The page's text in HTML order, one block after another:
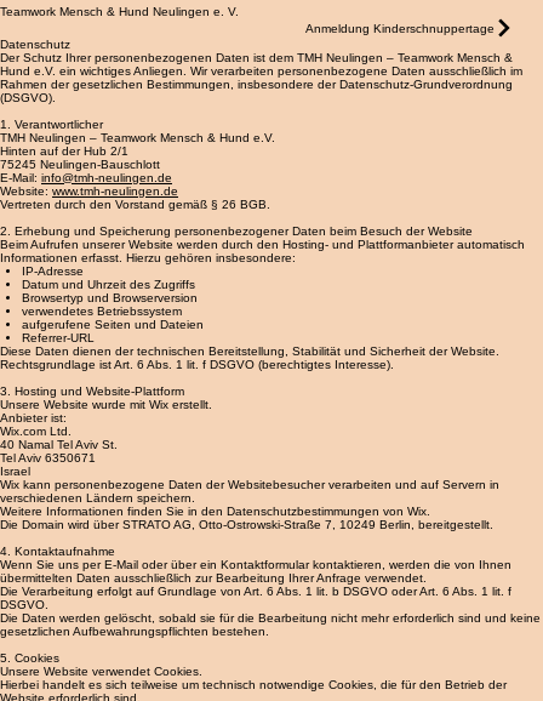
Sponsoren/UnterstützerArchivDokumente & Downloads
Teamwork Mensch & Hund Neulingen e. V.
Anmeldung Kinderschnuppertage
Datenschutz
Hund e.V. ein wichtiges Anliegen. Wir verarbeiten personenbezogene Daten ausschließlich im
Rahmen der gesetzlichen Bestimmungen, insbesondere der Datenschutz-Grundverordnung
(DSGVO).
1. Verantwortlicher
TMH Neulingen – Teamwork Mensch & Hund e.V.
Hinten auf der Hub 2/1
E-Mail:info@tmh-neulingen.de
Website:www.tmh-neulingen.de
Vertreten durch den Vorstand gemäß § 26 BGB.
2. Erhebung und Speicherung personenbezogener Daten beim Besuch der Website
Beim Aufrufen unserer Website werden durch den Hosting- und Plattformanbieter automatisch
Informationen erfasst. Hierzu gehören insbesondere:
IP-Adresse
Datum und Uhrzeit des Zugriffs
Browsertyp und Browserversion
verwendetes Betriebssystem
Referrer-URL
Diese Daten dienen der technischen Bereitstellung, Stabilität und Sicherheit der Website.
Rechtsgrundlage ist Art. 6 Abs. 1 lit. f DSGVO (berechtigtes Interesse).
3. Hosting und Website-Plattform
Unsere Website wurde mit Wix erstellt.
Anbieter ist:
Wix.com Ltd.
40 Namal Tel Aviv St.
Tel Aviv 6350671
Israel
verschiedenen Ländern speichern.
Weitere Informationen finden Sie in den Datenschutzbestimmungen von Wix.
Die Domain wird über STRATO AG, Otto-Ostrowski-Straße 7, 10249 Berlin, bereitgestellt.
4. Kontaktaufnahme
Wenn Sie uns per E-Mail oder über ein Kontaktformular kontaktieren, werden die von Ihnen
übermittelten Daten ausschließlich zur Bearbeitung Ihrer Anfrage verwendet.
DSGVO.
Die Daten werden gelöscht, sobald sie für die Bearbeitung nicht mehr erforderlich sind und keine
gesetzlichen Aufbewahrungspflichten bestehen.